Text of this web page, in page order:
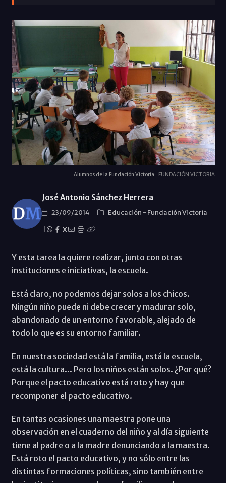
Alumnos de la Fundación Victoria FUNDACIÓN VICTORIA
José Antonio Sánchez Herrera
23/09/2014 Educación - Fundación Victoria
X
Y esta tarea la quiere realizar, junto con otras
instituciones e iniciativas, la escuela.
Está claro, no podemos dejar solos a los chicos.
Ningún niño puede ni debe crecer y madurar solo,
abandonado de un entorno favorable, alejado de
todo lo que es su entorno familiar.
En nuestra sociedad está la familia, está la escuela,
está la cultura... Pero los niños están solos. ¿Por qué?
Porque el pacto educativo está roto y hay que
recomponer el pacto educativo.
En tantas ocasiones una maestra pone una
observación en el cuaderno del niño y al día siguiente
tiene al padre o a la madre denunciando a la maestra.
Está roto el pacto educativo, y no sólo entre las
distintas formaciones políticas, sino también entre